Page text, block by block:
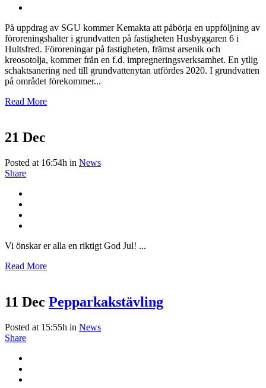
På uppdrag av SGU kommer Kemakta att påbörja en uppföljning av
föroreningshalter i grundvatten på fastigheten Husbyggaren 6 i
Hultsfred. Föroreningar på fastigheten, främst arsenik och
kreosotolja, kommer från en f.d. impregneringsverksamhet. En ytlig
schaktsanering ned till grundvattenytan utfördes 2020. I grundvatten
på området förekommer...
Read More
21 Dec
Posted at 16:54h in News
Share
Vi önskar er alla en riktigt God Jul! ...
Read More
11 Dec Pepparkakstävling
Posted at 15:55h in News
Share